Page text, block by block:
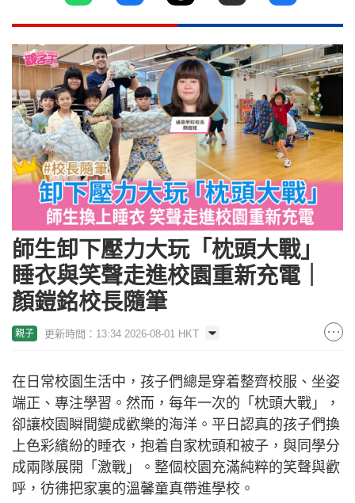
師生卸下壓力大玩「枕頭大戰」
睡衣與笑聲走進校園重新充電｜
顏鎧銘校長隨筆
親子 更新時間：13:34 2026-08-01 HKT
在日常校園生活中，孩子們總是穿着整齊校服、坐姿
端正、專注學習。然而，每年一次的「枕頭大戰」，
卻讓校園瞬間變成歡樂的海洋。平日認真的孩子們換
上色彩繽紛的睡衣，抱着自家枕頭和被子，與同學分
成兩隊展開「激戰」。整個校園充滿純粹的笑聲與歡
呼，彷彿把家裏的溫馨童真帶進學校。